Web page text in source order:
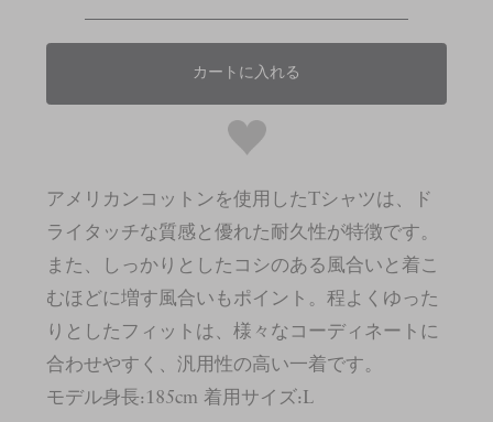
カートに入れる
アメリカンコットンを使用したTシャツは、ド
ライタッチな質感と優れた耐久性が特徴です。
また、しっかりとしたコシのある風合いと着こ
むほどに増す風合いもポイント。程よくゆった
りとしたフィットは、様々なコーディネートに
合わせやすく、汎用性の高い一着です。
モデル身長:185cm 着用サイズ:L